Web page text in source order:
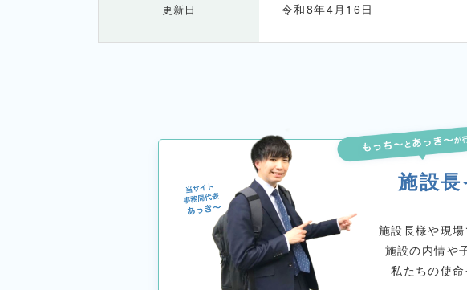
更新日 令和8年4月16日
施設
施設長様や現場
施設の内情や
私たちの使